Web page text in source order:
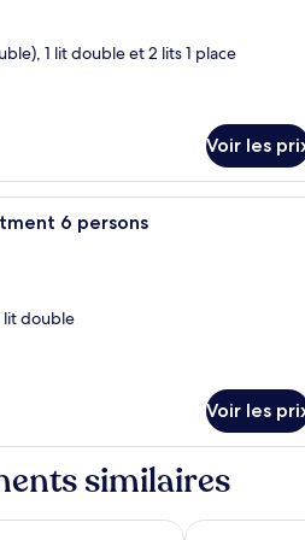
1 lit double et 2 lits 1 place
Voir les
6 persons
lit double
Voir les
similaires
Vacancéole -